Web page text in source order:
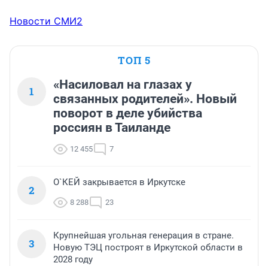
Новости СМИ2
ТОП 5
1
«Насиловал на глазах у
связанных родителей». Новый
поворот в деле убийства
россиян в Таиланде
12 455 7
2
О`КЕЙ закрывается в Иркутске
8 288 23
3
Крупнейшая угольная генерация в стране.
Новую ТЭЦ построят в Иркутской области в
2028 году